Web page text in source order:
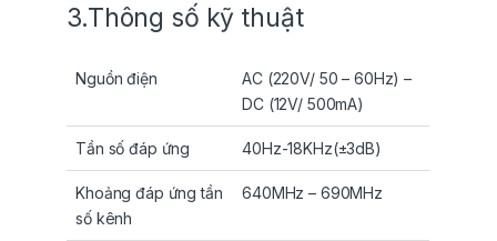
3.Thông số kỹ thuật
Nguồn điện
AC (220V/ 50 – 60Hz) –
DC (12V/ 500mA)
Tần số đáp ứng 40Hz-18KHz(±3dB)
Khoảng đáp ứng tần
số kênh
640MHz – 690MHz